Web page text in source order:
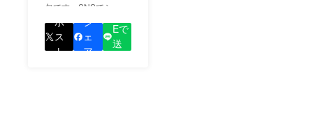
欠です。SNSでシェア
をして、あなたが応援
しているプロジェクト
の良さを知ってもらい
ポ
ス
ト
シ
ェ
ア
Eで
送